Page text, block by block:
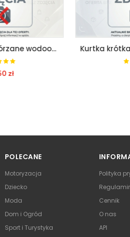
Trzewiki buty skórzane wodoodporne beta 7201bkk 44
POLECANE
Motoryzacja
Dziecko
Moda
Dom i Ogród
Sport i Turystyka
Polityka
Cennik
O nas
API